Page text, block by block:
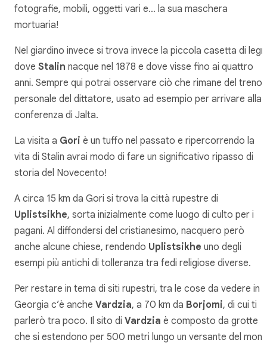
fotografie, mobili, oggetti vari e… la sua maschera
mortuaria!
Nel giardino invece si trova invece la piccola casetta di
dove Stalin nacque nel 1878 e dove visse fino ai quattro
anni. Sempre qui potrai osservare ciò che rimane del treno
personale del dittatore, usato ad esempio per arrivare alla
conferenza di Jalta.
La visita a Gori è un tuffo nel passato e ripercorrendo la
vita di Stalin avrai modo di fare un significativo ripasso di
storia del Novecento!
A circa 15 km da Gori si trova la città rupestre di
Uplistsikhe, sorta inizialmente come luogo di culto per i
pagani. Al diffondersi del cristianesimo, nacquero però
anche alcune chiese, rendendo Uplistsikhe uno degli
esempi più antichi di tolleranza tra fedi religiose diverse.
Per restare in tema di siti rupestri, tra le cose da vedere in
Georgia c’è anche Vardzia, a 70 km da Borjomi, di cui ti
parlerò tra poco. Il sito di Vardzia è composto da grotte
che si estendono per 500 metri lungo un versante del